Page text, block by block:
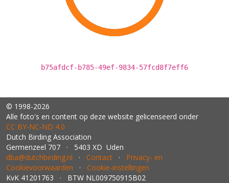
b75afdcf-b785-49ef-9834-57fcd8f7eff6
© 1998-2026
Alle foto's en content op deze website gelicenseerd onder
CC BY‑NC‑ND 4.0
Dutch Birding Association
Germenzeel 707 · 5403 XD Uden
dba@dutchbirding.nl · Contact · Privacy- en
Cookievoorwaarden · Cookie-instellingen
KvK 41201763 · BTW NL009750915B02